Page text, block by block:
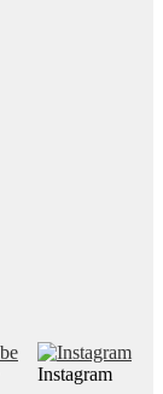
Instagram